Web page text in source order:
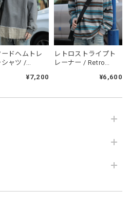
NCLLW オリジナルドッグタグネックレス / NCLLW Original Dog Tag Necklace
ボタンアクセント ポロシャツ / Button Accent Polo Shirt
ードヘムトレ
シャツ /
¥7,200
レトロストライプト
レーナー / Retro
¥6,600